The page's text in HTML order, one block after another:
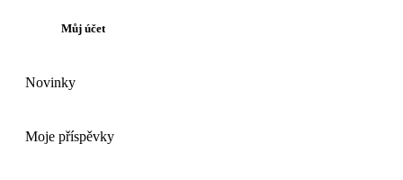
Můj účet
Novinky
Moje příspěvky